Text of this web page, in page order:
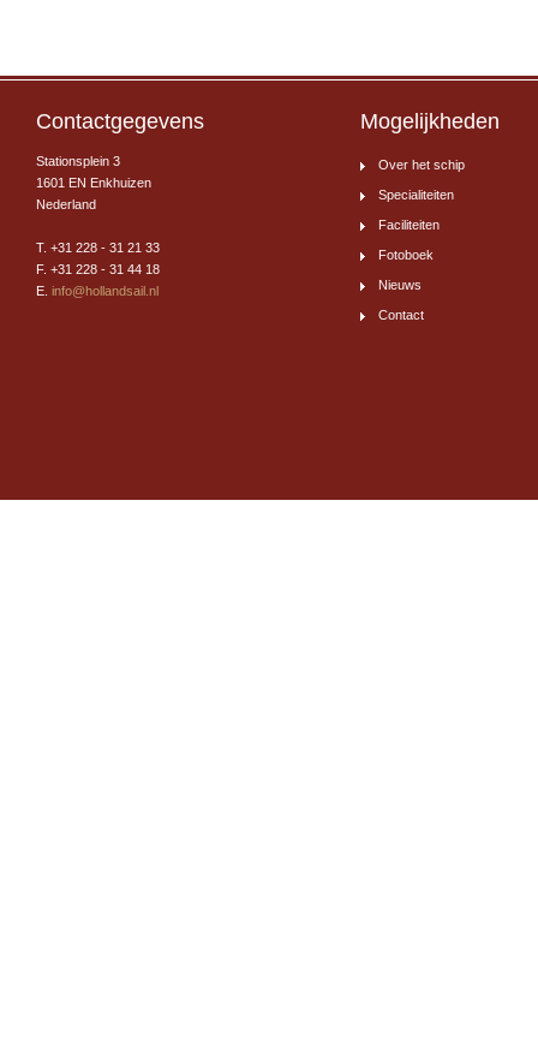
Contactgegevens
Stationsplein 3
1601 EN Enkhuizen
Nederland
T. +31 228 - 31 21 33
F. +31 228 - 31 44 18
E. info@hollandsail.nl
Mogelijkheden
Over het schip
Specialiteiten
Faciliteiten
Fotoboek
Nieuws
Contact